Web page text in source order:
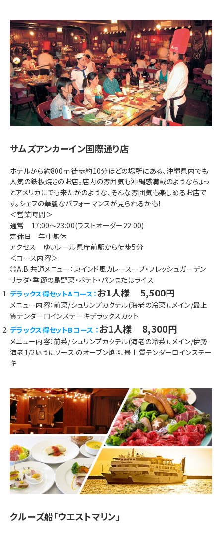
サムズアンカーイン国際通り店
ホテルから約800ｍ徒歩約10分ほどの場所にある、沖縄県内でも
人気の鉄板焼きのお店。店内の雰囲気も沖縄感満載のようなちょっ
とアメリカにでも来たかのような、そんな雰囲気も楽しめるお店で
す。シェフの華麗なパフォーマンスが見られるかも！
＜営業時間＞
通常 17:00～23:00(ラストオーダー22:00)
定休日 年中無休
アクセス ゆいレール県庁前駅から徒歩5分
＜コース内容＞
◎A.B.共通メニュー：東インド風カレースープ・フレッシュガーデン
サラダ・季節の島野菜・ポテト・パンまたはライス
デラックス得セットAコース：お1人様 5,500円
メニュー内容：前菜/シュリンプカクテル(海老の冷菜)、メイン/最上
質テンダーロインステーキデラックスカット
デラックス得セットBコース ：お1人様 8,300円
メニュー内容：前菜/シュリンプカクテル(海老の冷菜)、メイン/伊勢
海老1/2尾うにソース のオーブン焼き、最上質テンダーロインステー
キ
クルーズ船「ウエストマリン」